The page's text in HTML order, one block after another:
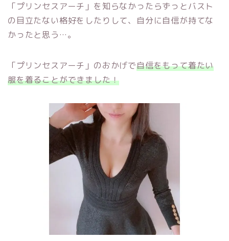
「プリンセスアーチ」を知らなかったらずっとバスト
の目立たない格好をしたりして、自分に自信が持てな
かったと思う…。
「プリンセスアーチ」のおかげで自信をもって着たい
服を着ることができました！